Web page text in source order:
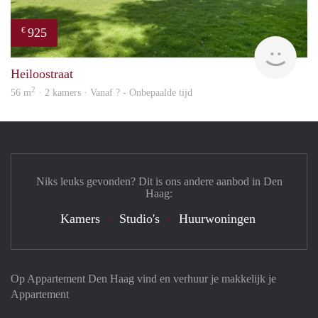
€ 925
Heiloostraat
56 m2 · 2 kamers · Vanaf ? - Onbepaalde tijd
Op Appartement Den Haag vind en verhuur je makkelijk je
Appartement
Niks leuks gevonden? Dit is ons andere aanbod in Den
Haag:
Kamers Studio's Huurwoningen